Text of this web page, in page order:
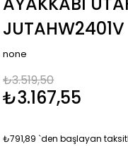
JUTAHW2401V
none
₺3.519,50
₺3.167,55
₺791,89 `den başlayan